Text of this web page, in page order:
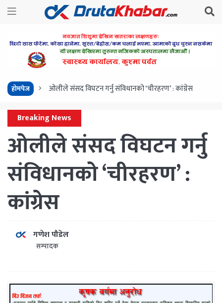
होमपेज ओलीले संसद विघटन गर्नु संविधानको ‘चीरहरण’ : कांग्रेस
Breaking News
ओलीले संसद विघटन गर्नु
संविधानको ‘चीरहरण’ :
कांग्रेस
गणेश पौडेल
सम्पादक